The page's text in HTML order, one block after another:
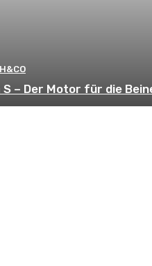
– Der Motor für die